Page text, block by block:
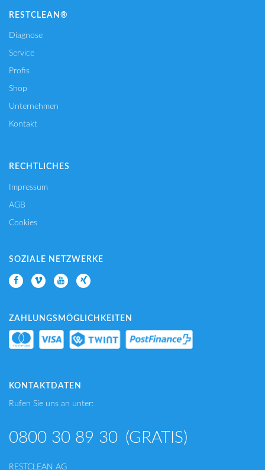
RESTCLEAN®
Diagnose
Service
Profis
Shop
Unternehmen
Kontakt
RECHTLICHES
Impressum
AGB
Cookies
SOZIALE NETZWERKE
ZAHLUNGSMÖGLICHKEITEN
KONTAKTDATEN
Rufen Sie uns an unter:
0800 30 89 30 (GRATIS)
RESTCLEAN AG